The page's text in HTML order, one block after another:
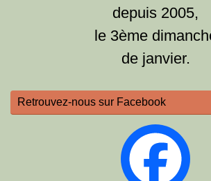
depuis 2005,
le 3ème
de janvier.
Retrouvez-nous sur Facebook